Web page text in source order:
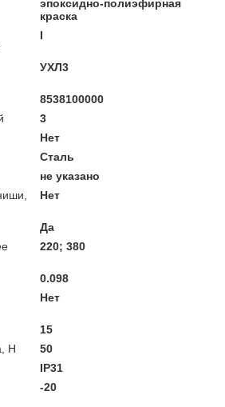
эпоксидно-полиэфирная
краска
I
УХЛ3
8538100000
3
Нет
Сталь
не указано
Нет
Да
220; 380
0.098
Нет
15
Н
50
IP31
-20